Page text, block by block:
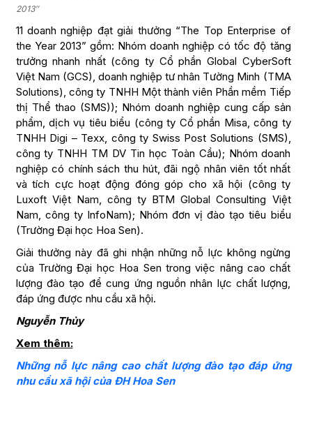
2013″
11 doanh nghiệp đạt giải thưởng “The Top Enterprise of
the Year 2013” gồm: Nhóm doanh nghiệp có tốc độ tăng
trưởng nhanh nhất (công ty Cổ phần Global CyberSoft
Việt Nam (GCS), doanh nghiệp tư nhân Tường Minh (TMA
Solutions), công ty TNHH Một thành viên Phần mềm Tiếp
thị Thể thao (SMS)); Nhóm doanh nghiệp cung cấp sản
phẩm, dịch vụ tiêu biểu (công ty Cổ phần Misa, công ty
TNHH Digi – Texx, công ty Swiss Post Solutions (SMS),
công ty TNHH TM DV Tin học Toàn Cầu); Nhóm doanh
nghiệp có chính sách thu hút, đãi ngộ nhân viên tốt nhất
và tích cực hoạt động đóng góp cho xã hội (công ty
Luxoft Việt Nam, công ty BTM Global Consulting Việt
Nam, công ty InfoNam); Nhóm đơn vị đào tạo tiêu biểu
(Trường Đại học Hoa Sen).
Giải thưởng này đã ghi nhận những nỗ lực không ngừng
của Trường Đại học Hoa Sen trong việc nâng cao chất
lượng đào tạo để cung ứng nguồn nhân lực chất lượng,
đáp ứng được nhu cầu xã hội.
Nguyễn Thủy
Xem thêm:
Những nỗ lực nâng cao chất lượng đào tạo đáp ứng
nhu cầu xã hội của ĐH Hoa Sen